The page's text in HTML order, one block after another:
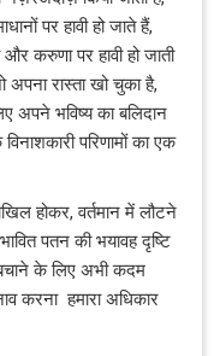
पर हावी हो जाते हैं,
करुणा पर हावी हो जाती
अपना रास्ता खो चुका है,
अपने भविष्य का बलिदान
परिणामों का एक
होकर, वर्तमान में लौटने
पतन की भयावह दृष्टि
के लिए अभी कदम
करना हमारा अधिकार